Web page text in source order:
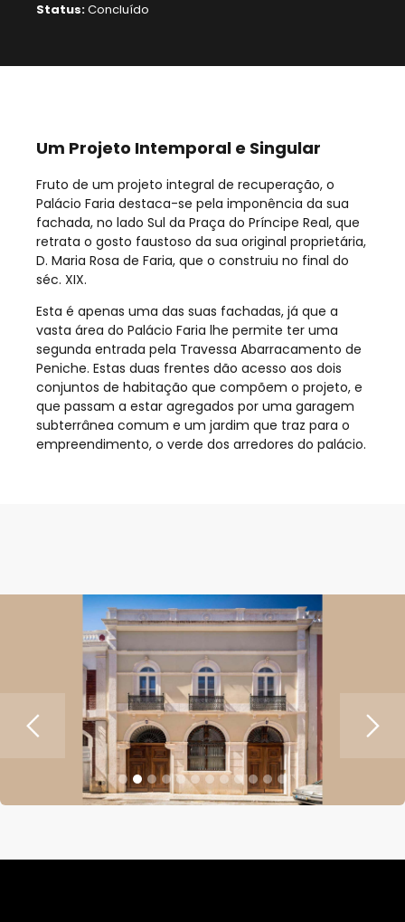
Status:Concluído
Um Projeto Intemporal e Singular
Fruto de um projeto integral de recuperação, o
Palácio Faria destaca-se pela imponência da sua
fachada, no lado Sul da Praça do Príncipe Real, que
retrata o gosto faustoso da sua original proprietária,
D. Maria Rosa de Faria, que o construiu no final do
séc. XIX.
Esta é apenas uma das suas fachadas, já que a
vasta área do Palácio Faria lhe permite ter uma
segunda entrada pela Travessa Abarracamento de
Peniche. Estas duas frentes dão acesso aos dois
conjuntos de habitação que compõem o projeto, e
que passam a estar agregados por uma garagem
subterrânea comum e um jardim que traz para o
empreendimento, o verde dos arredores do palácio.